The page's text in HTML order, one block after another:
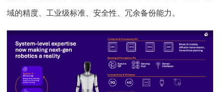
域的精度、工业级标准、安全性、冗余备份能力。